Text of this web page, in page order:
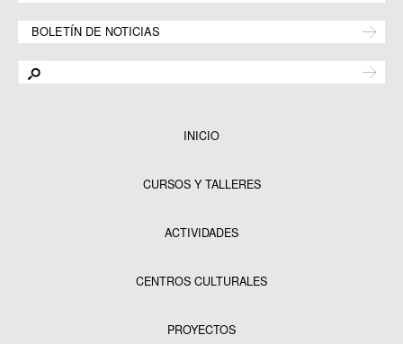
BOLETÍN DE NOTICIAS
INICIO
CURSOS Y TALLERES
ACTIVIDADES
CENTROS CULTURALES
PROYECTOS